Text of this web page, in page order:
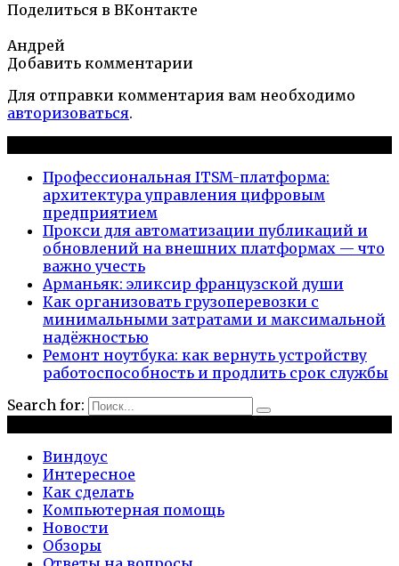
Поделиться в ВКонтакте
Андрей
Добавить комментарии
Для отправки комментария вам необходимо
авторизоваться.
Профессиональная ITSM-платформа:
архитектура управления цифровым
предприятием
Прокси для автоматизации публикаций и
обновлений на внешних платформах — что
важно учесть
Арманьяк: эликсир французской души
Как организовать грузоперевозки с
минимальными затратами и максимальной
надёжностью
Ремонт ноутбука: как вернуть устройству
работоспособность и продлить срок службы
Search for:
Виндоус
Интересное
Как сделать
Компьютерная помощь
Новости
Обзоры